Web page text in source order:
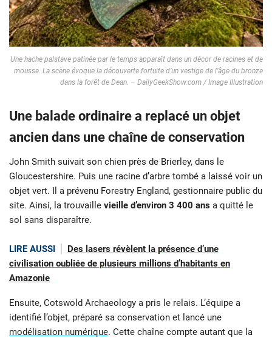
Une hache palstave patinée par le temps apparaît dans un décor de racines et de
mousse. La scène évoque la découverte fortuite d’un vestige de l’âge du bronze
dans la forêt de Dean. – DailyGeekShow.com / Image Illustration
Une balade ordinaire a replacé un objet
ancien dans une chaîne de conservation
John Smith suivait son chien près de Brierley, dans le
Gloucestershire. Puis une racine d’arbre tombé a laissé voir un
objet vert. Il a prévenu Forestry England, gestionnaire public du
site. Ainsi, la trouvaille vieille d’environ 3 400 ans a quitté le
sol sans disparaître.
LIRE AUSSI
Des lasers révèlent la présence d’une
civilisation oubliée de plusieurs millions d’habitants en
Amazonie
Ensuite, Cotswold Archaeology a pris le relais. L’équipe a
identifié l’objet, préparé sa conservation et lancé une
modélisation numérique. Cette chaîne compte autant que la